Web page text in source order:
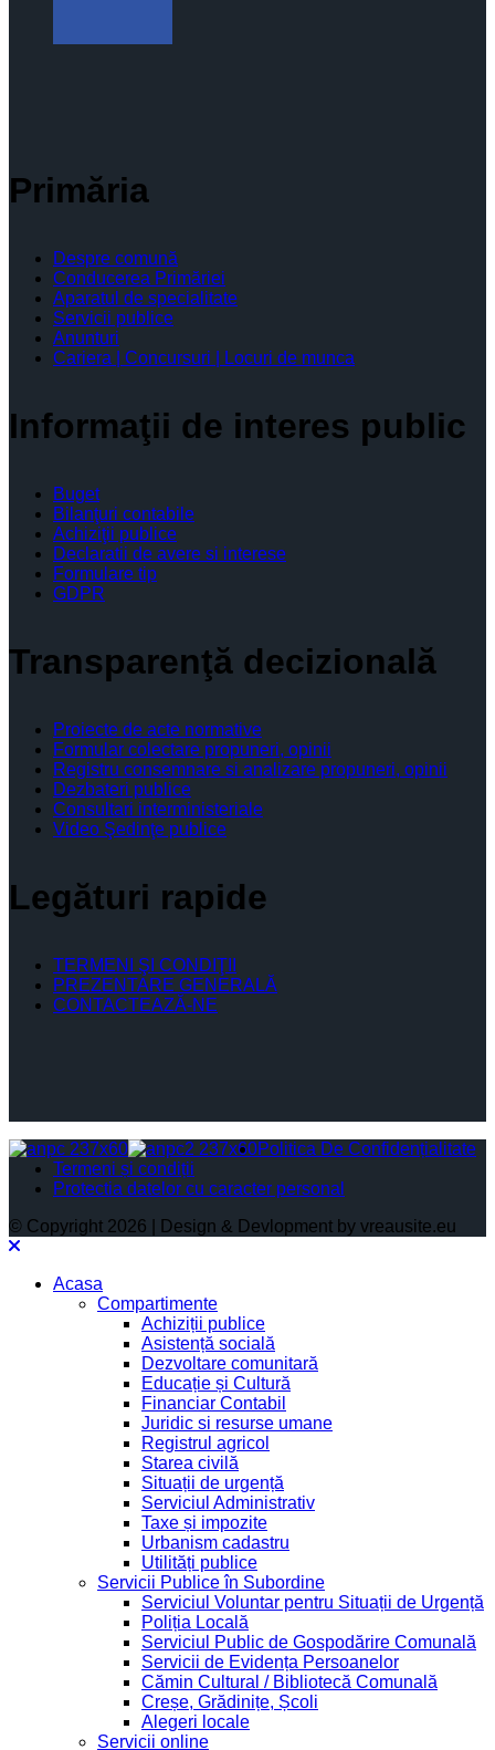
Primăria
Despre comună
Conducerea Primăriei
Aparatul de specialitate
Servicii publice
Anunturi
Cariera | Concursuri | Locuri de munca
Informaţii de interes public
Buget
Bilanţuri contabile
Achiziţii publice
Declaratii de avere si interese
Formulare tip
GDPR
Transparenţă decizională
Proiecte de acte normative
Formular colectare propuneri, opinii
Registru consemnare si analizare propuneri, opinii
Dezbateri publice
Consultari interministeriale
Video Şedinţe publice
Legături rapide
TERMENI ŞI CONDIŢII
PREZENTARE GENERALĂ
CONTACTEAZĂ-NE
Politica De Confidențialitate
Termeni și condiții
Protectia datelor cu caracter personal
© Copyright 2026 | Design & Devlopment by vreausite.eu
Acasa
Compartimente
Achiziții publice
Asistență socială
Dezvoltare comunitară
Educație și Cultură
Financiar Contabil
Juridic si resurse umane
Registrul agricol
Starea civilă
Situații de urgență
Serviciul Administrativ
Taxe și impozite
Urbanism cadastru
Utilități publice
Servicii Publice în Subordine
Serviciul Voluntar pentru Situații de Urgență
Poliția Locală
Serviciul Public de Gospodărire Comunală
Servicii de Evidența Persoanelor
Cămin Cultural / Bibliotecă Comunală
Creșe, Grădinițe, Școli
Alegeri locale
Servicii online